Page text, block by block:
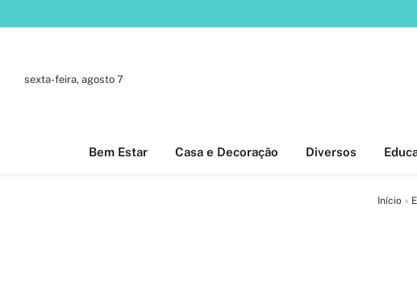
sexta-feira, agosto 7
Bem Estar Casa e Decoração Diversos
Início »